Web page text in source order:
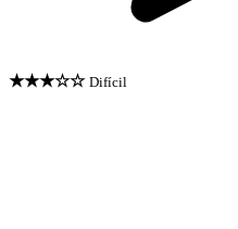
★★★☆☆ Difícil